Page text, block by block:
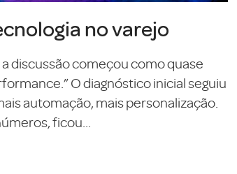
no varejo
discussão começou como quase
O diagnóstico inicial seguiu
automação, mais personalização.
ficou...